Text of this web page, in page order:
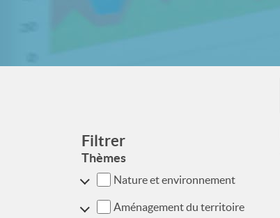
Filtrer
Thèmes
Nature et environnement
Aménagement du territoire